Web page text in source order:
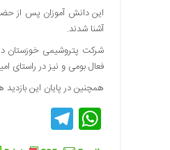
این دانش آموزان پس از
آشنا شدند.
شرکت پتروشیمی خوزستان
فعال بومی و نیز در راستای
همچنین در پایان این